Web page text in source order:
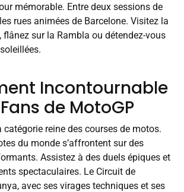
mémorable. Entre deux sessions de
rues animées de Barcelone. Visitez la
sur la Rambla ou détendez-vous
Incontournable
de MotoGP
catégorie reine des courses de motos.
du monde s’affrontent sur des
Assistez à des duels épiques et
spectaculaires. Le Circuit de
avec ses virages techniques et ses